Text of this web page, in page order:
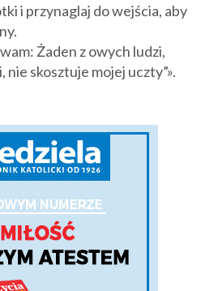
i przynaglaj do wejścia, aby
Żaden z owych ludzi,
skosztuje mojej uczty”».